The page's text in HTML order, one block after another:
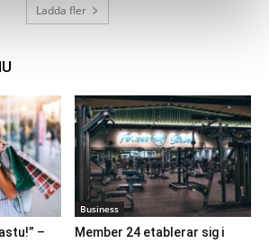
Ladda fler
–
Business
Member 24 etablerar sig i